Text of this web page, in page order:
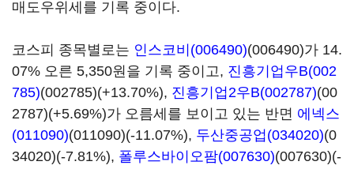
매도우위세를 기록 중이다.
코스피 종목별로는 인스코비(006490)(006490)가 14.
07% 오른 5,350원을 기록 중이고, 진흥기업우B(002
785)(002785)(+13.70%), 진흥기업2우B(002787)(00
2787)(+5.69%)가 오름세를 보이고 있는 반면 에넥스
(011090)(011090)(-11.07%), 두산중공업(034020)(0
34020)(-7.81%), 폴루스바이오팜(007630)(007630)(-